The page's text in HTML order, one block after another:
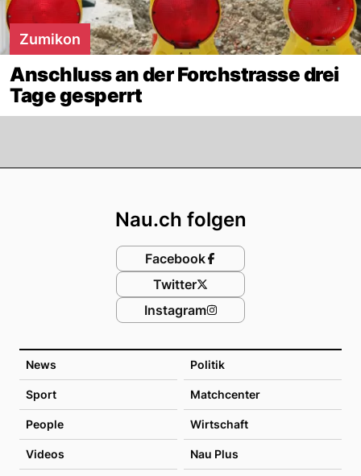
Zumikon
Anschluss an der Forchstrasse drei
Tage gesperrt
News Politik
Sport Matchcenter
People Wirtschaft
Videos Nau Plus
Nau.ch folgen
Facebook
Twitter
Instagram